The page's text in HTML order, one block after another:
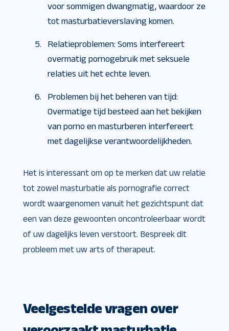
voor sommigen dwangmatig, waardoor ze
tot masturbatieverslaving komen.
Relatieproblemen: Soms interfereert
overmatig pornogebruik met seksuele
relaties uit het echte leven.
Problemen bij het beheren van tijd:
Overmatige tijd besteed aan het bekijken
van porno en masturberen interfereert
met dagelijkse verantwoordelijkheden.
Het is interessant om op te merken dat uw relatie
tot zowel masturbatie als pornografie correct
wordt waargenomen vanuit het gezichtspunt dat
een van deze gewoonten oncontroleerbaar wordt
of uw dagelijks leven verstoort. Bespreek dit
probleem met uw arts of therapeut.
Veelgestelde vragen over